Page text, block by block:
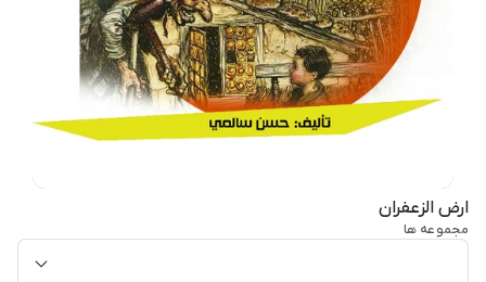
ارض الزعفران
مجموعه ها